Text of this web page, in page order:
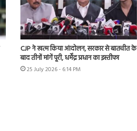
CJP ने खत्म किया आंदोलन, सरकार से बातचीत के
बाद तीनों मांगें पूरी, धर्मेंद्र प्रधान का इस्तीफा
25 July 2026 - 6:14 PM